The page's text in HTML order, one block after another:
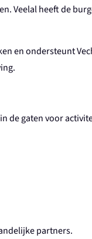
Veelal heeft de
en ondersteunt
in de gaten voor
partners.